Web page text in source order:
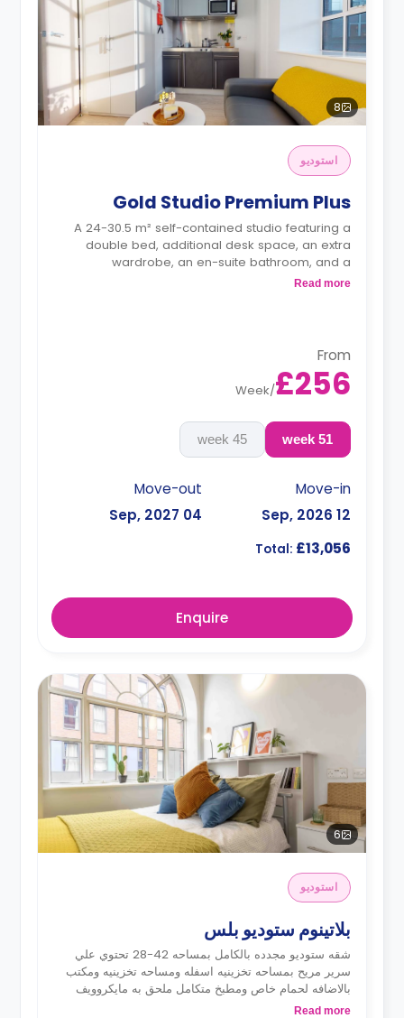
8
استوديو
Gold Studio Premium Plus
A 24-30.5 m² self-contained studio featuring a
double bed, additional desk space, an extra
wardrobe, an en-suite bathroom, and a
kitchenette.
Read more
From
£256
/
Week
51 week
45 week
Move-in
12 Sep, 2026
Move-out
04 Sep, 2027
Total: £13,056
Enquire
6
استوديو
بلاتينوم ستوديو بلس
شقه ستوديو مجدده بالكامل بمساحه 42-28 تحتوي علي
سرير مريح بمساحه تخزينيه اسفله ومساحه تخزينيه ومكتب
بالاضافه لحمام خاص ومطبخ متكامل ملحق به مايكروويف
وفرن وموقد وثلاجه وايس بوكس
Read more